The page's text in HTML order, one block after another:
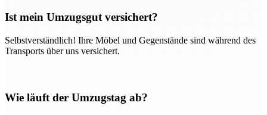
Ist mein Umzugsgut versichert?
Selbstverständlich! Ihre Möbel und Gegenstände sind während des
Transports über uns versichert.
Wie läuft der Umzugstag ab?